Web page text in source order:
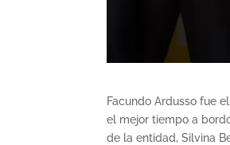
Facundo Ardusso fue
el mejor tiempo a
de la entidad, Silvina